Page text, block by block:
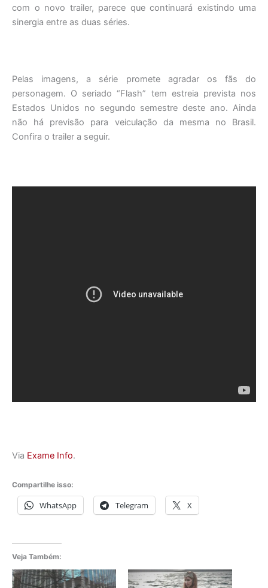
com o novo trailer, parece que continuará existindo uma
sinergia entre as duas séries.
Pelas imagens, a série promete agradar os fãs do
personagem. O seriado “Flash” tem estreia prevista nos
Estados Unidos no segundo semestre deste ano. Ainda
não há previsão para veiculação da mesma no Brasil.
Confira o trailer a seguir.
Via Exame Info.
Compartilhe isso:
WhatsApp Telegram X
Veja Também: